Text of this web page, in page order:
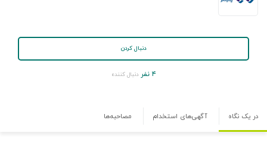
دنبال کردن
۴ نفر دنبال کننده
در یک نگاه آگهی‌های استخدام مصاحبه‌ها